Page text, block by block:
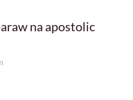
na apostolic